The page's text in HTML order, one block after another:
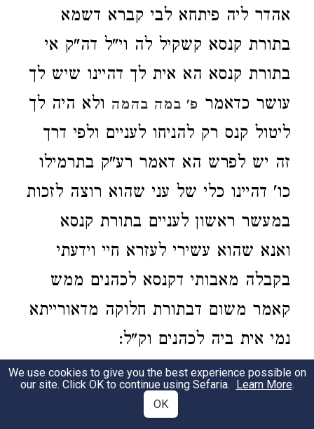
אהדר ליה פיתחא לבי קברא דשמא
בתורת קנסא קשקיל לה וי"ל דה"ק אי
בתורת קנסא הא אית לך דהיינו שיש לך
עושר כדאמר פ' במה בהמה ולא היה לך
ליטול קנס רק להניחו לעניים ולפי דרך
זה יש לפרש הא דאמר רע"ק בתרמילו
כו' דהיינו כלי של עני שהוא רוצה לזכות
במעשר ראשון לעניים בתורת קנסא
ואנא שהוא עשירי לעזרא חיי וידעתי
בקבלה מאבותי דקנסא לכהנים ממש
קאמר משום דבתורת חלוקה מדאורייתא
נמי אית ביה לכהנים וק"ל:
ומבנילוי לא מצאתי שם כו'. מפורש
באורך בחידושינו ע"ש:
We use cookies to give you the best experience possible on
our site. Click OK to continue using Sefaria. Learn More.
OK